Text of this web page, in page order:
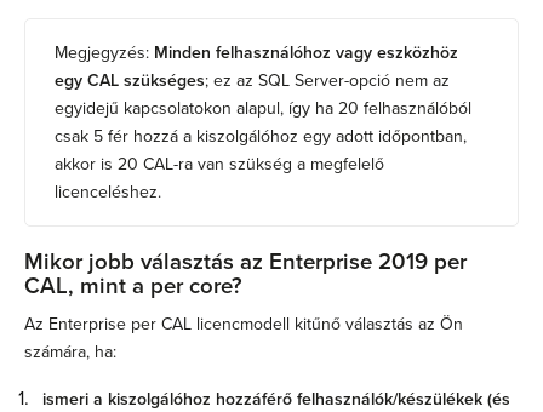
Megjegyzés: Minden felhasználóhoz vagy eszközhöz
egy CAL szükséges; ez az SQL Server-opció nem az
egyidejű kapcsolatokon alapul, így ha 20 felhasználóból
csak 5 fér hozzá a kiszolgálóhoz egy adott időpontban,
akkor is 20 CAL-ra van szükség a megfelelő
licenceléshez.
Mikor jobb választás az Enterprise 2019 per
CAL, mint a per core?
Az Enterprise per CAL licencmodell kitűnő választás az Ön
számára, ha:
ismeri a kiszolgálóhoz hozzáférő felhasználók/készülékek (és